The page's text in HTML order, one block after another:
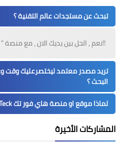
تبحث عن مستجدات عالم التقنية ؟
!!نعم , الحل بين يديك الان ، مع
تريد مصدر معتمد ليختصرعليك وقت
البحث ؟
لماذا موقع او منصة هاي فور تك Hi4Teck ؟؟؟
المشاركات الأخيرة